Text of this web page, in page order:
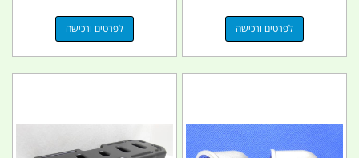
לפרטים ורכישה לפרטים ורכישה